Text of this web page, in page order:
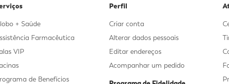
+ Saúde
Farmacêutica
VIP
de Benefícios
Perfil
Criar conta
Alterar dados pessoais
Editar endereços
Acompanhar um pedido